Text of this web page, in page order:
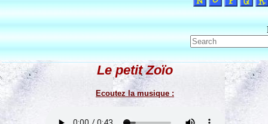
Le petit Zoïo
Ecoutez la musique :